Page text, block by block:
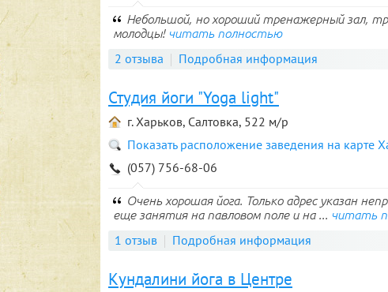
Небольшой, но хороший тренажерный зал,
молодцы! читать полностью
2 отзыва Подробная информация
Студия йоги "Yoga light"
г. Харьков, Салтовка, 522 м/р
Показать расположение заведения на карте
(057) 756-68-06
Очень хорошая йога. Только адрес указан
еще занятия на павловом поле и на ... читать
1 отзыв Подробная информация
Кундалини йога в Центре